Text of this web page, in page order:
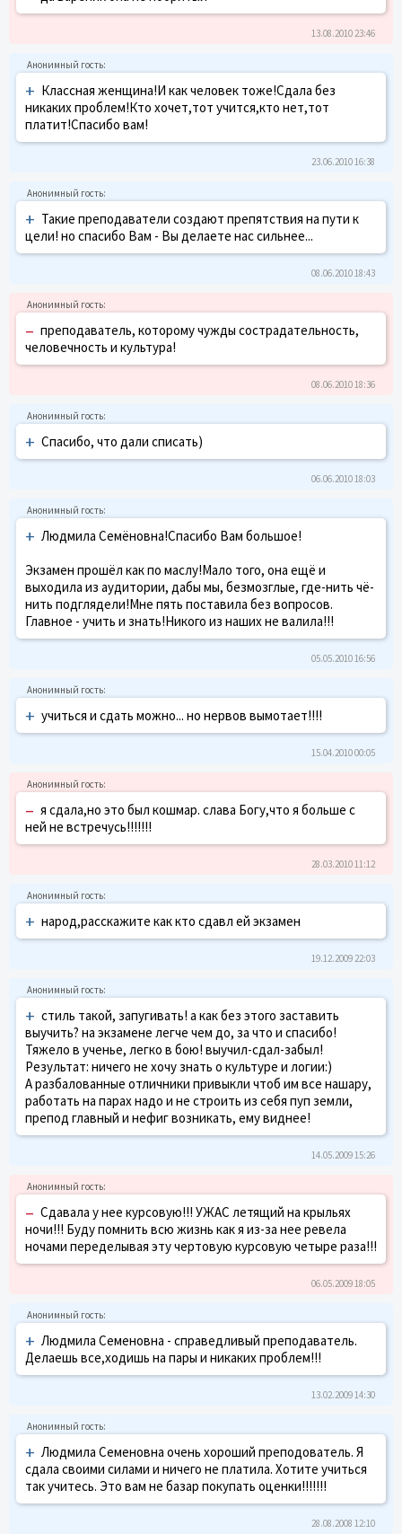
13.08.2010 23:46
+ Классная женщина!И как человек тоже!Сдала без
никаких проблем!Кто хочет,тот учится,кто нет,тот
платит!Спасибо вам!
23.06.2010 16:38
+ Такие преподаватели создают препятствия на пути к
цели! но спасибо Вам - Вы делаете нас сильнее...
08.06.2010 18:43
– преподаватель, которому чужды сострадательность,
человечность и культура!
08.06.2010 18:36
+ Спасибо, что дали списать)
06.06.2010 18:03
+ Людмила Семёновна!Спасибо Вам большое!
Экзамен прошёл как по маслу!Мало того, она ещё и
выходила из аудитории, дабы мы, безмозглые, где-нить чё-
нить подглядели!Мне пять поставила без вопросов.
Главное - учить и знать!Никого из наших не валила!!!
05.05.2010 16:56
+ учиться и сдать можно... но нервов вымотает!!!!
15.04.2010 00:05
– я сдала,но это был кошмар. слава Богу,что я больше с
ней не встречусь!!!!!!!
28.03.2010 11:12
+ народ,расскажите как кто сдавл ей экзамен
19.12.2009 22:03
+ стиль такой, запугивать! а как без этого заставить
выучить? на экзамене легче чем до, за что и спасибо!
Тяжело в ученье, легко в бою! выучил-сдал-забыл!
Результат: ничего не хочу знать о культуре и логии:)
А разбалованные отличники привыкли чтоб им все нашару,
работать на парах надо и не строить из себя пуп земли,
препод главный и нефиг возникать, ему виднее!
14.05.2009 15:26
– Сдавала у нее курсовую!!! УЖАС летящий на крыльях
ночи!!! Буду помнить всю жизнь как я из-за нее ревела
ночами переделывая эту чертовую курсовую четыре раза!!!
06.05.2009 18:05
+ Людмила Семеновна - справедливый преподаватель.
Делаешь все,ходишь на пары и никаких проблем!!!
13.02.2009 14:30
+ Людмила Семеновна очень хороший преподователь. Я
сдала своими силами и ничего не платила. Хотите учиться
так учитесь. Это вам не базар покупать оценки!!!!!!!
28.08.2008 12:10